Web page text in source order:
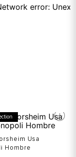
T in JSON at
error:
Usa
Hombre